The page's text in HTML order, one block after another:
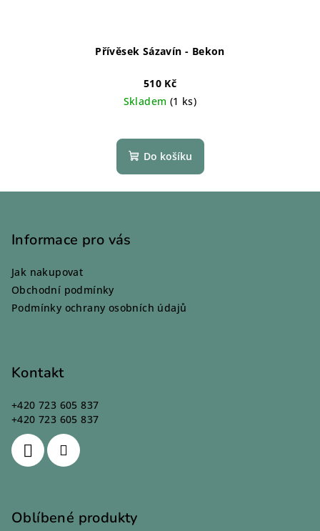
Přívěsek Sázavín - Bekon
510 Kč
Skladem (1 ks)
Do košíku
Informace pro vás
Jak nakupovat
Obchodní podmínky
Podmínky ochrany osobních údajů
Kontakt
+420 723 605 837
+420 723 605 837
Oblíbené produkty